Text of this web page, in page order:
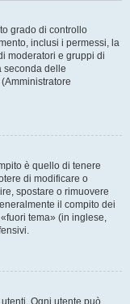
grado di controllo
inclusi i permessi, la
moderatori e gruppi di
seconda delle
è quello di tenere
di modificare o
spostare o rimuovere
il compito dei
tema» (in inglese,
Ogni utente può